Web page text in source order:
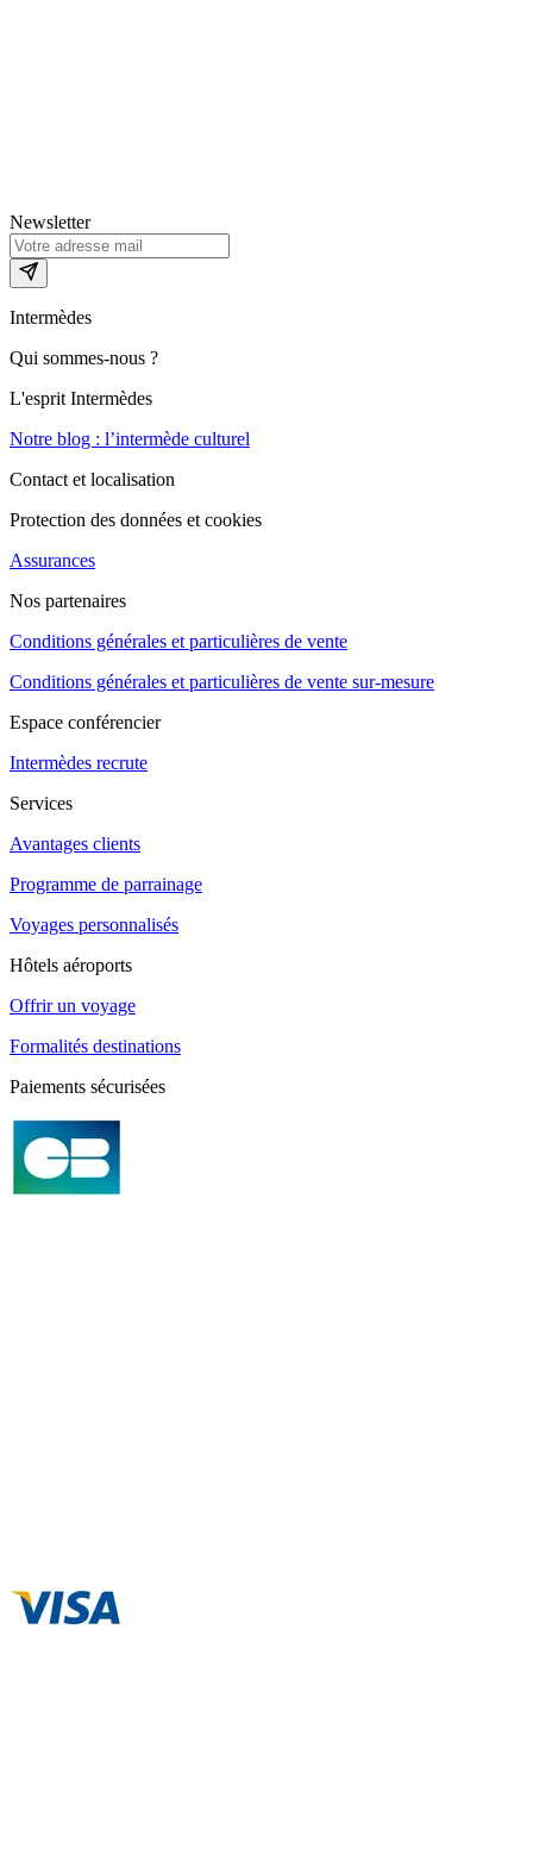
Newsletter
Intermèdes
Qui sommes-nous ?
L'esprit Intermèdes
Notre blog : l’intermède culturel
Contact et localisation
Protection des données et cookies
Assurances
Nos partenaires
Conditions générales et particulières de vente
Conditions générales et particulières de vente sur-mesure
Espace conférencier
Intermèdes recrute
Services
Avantages clients
Programme de parrainage
Voyages personnalisés
Hôtels aéroports
Offrir un voyage
Formalités destinations
Paiements sécurisées